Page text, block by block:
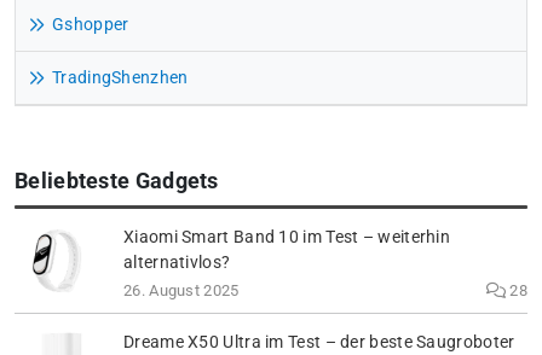
Gshopper
TradingShenzhen
Beliebteste Gadgets
Xiaomi Smart Band 10 im Test – weiterhin
alternativlos?
26. August 2025 28
Dreame X50 Ultra im Test – der beste Saugroboter